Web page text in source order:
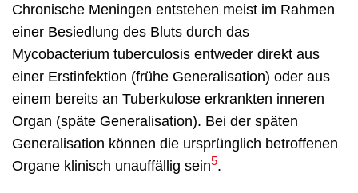
Chronische Meningen entstehen meist im Rahmen
einer Besiedlung des Bluts durch das
Mycobacterium tuberculosis entweder direkt aus
einer Erstinfektion (frühe Generalisation) oder aus
einem bereits an Tuberkulose erkrankten inneren
Organ (späte Generalisation). Bei der späten
Generalisation können die ursprünglich betroffenen
Organe klinisch unauffällig sein5.